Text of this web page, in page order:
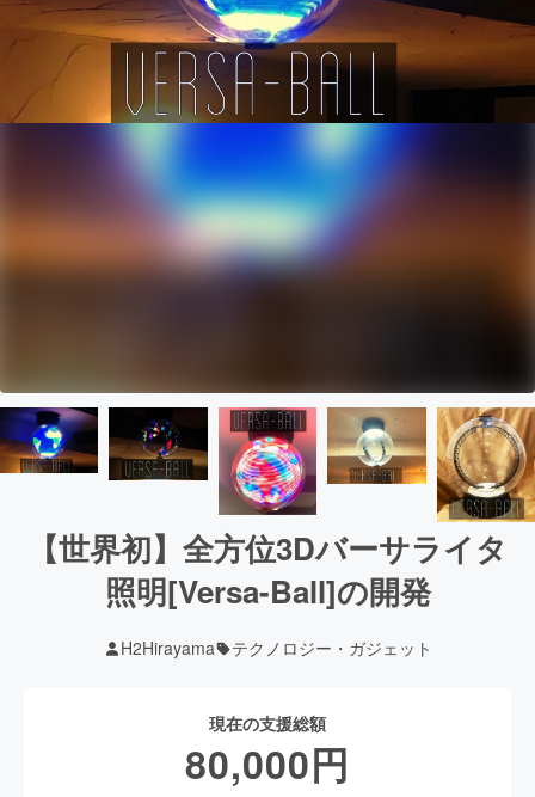
【世界初】全方位3Dバーサライタ
照明[Versa-Ball]の開発
H2Hirayama テクノロジー・ガジェット
現在の支援総額
80,000円